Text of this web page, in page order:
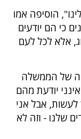
הוסיפה אמו
כי הם יודעים
אלא לכל לעם
של הממשלה
יודעת מהם
אבל אני
שלנו - וזה לא